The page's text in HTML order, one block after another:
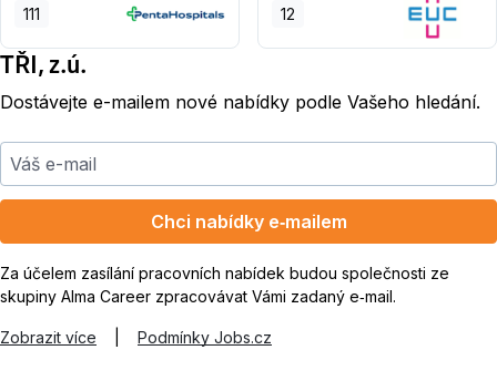
111 12
TŘI, z.ú.
Dostávejte e-mailem nové nabídky podle Vašeho hledání.
Váš e-mail
Chci nabídky e‑mailem
Za účelem zasílání pracovních nabídek budou společnosti ze
skupiny Alma Career zpracovávat Vámi zadaný e‑mail.
Zobrazit více Podmínky Jobs.cz